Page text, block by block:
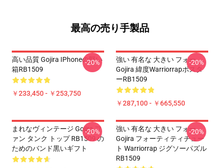
最高の売り手製品
高い品質 Gojira IPhoneの堅い
箱RB1509
￥233,450 - ￥253,750
-20%
強い 有名な 大きい フォー
Gojira 緯度Warriorrapポスタ
ーRB1509
￥287,100 - ￥665,550
-20%
まれなヴィンテージ Gojira フ
ァン タンク トップ RB1509 の
ためのバンド黒いギフト
-20%
強い 有名な 大きい フォー
Gojira フォーティティチュー
ト Warriorrap ジグソーパズル
RB1509
-20%